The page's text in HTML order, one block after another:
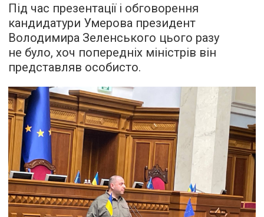
Під час презентації і обговорення
кандидатури Умерова президент
Володимира Зеленського цього разу
не було, хоч попередніх міністрів він
представляв особисто.